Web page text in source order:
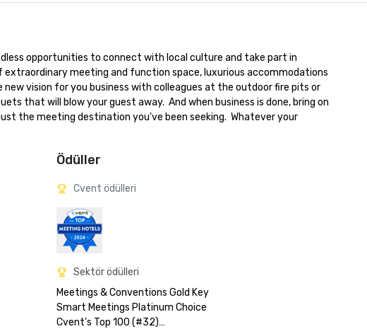
opportunities to connect with local culture and take part in
meeting and function space, luxurious accommodations
vision for you business with colleagues at the outdoor fire pits or
that will blow your guest away.  And when business is done, bring on
the meeting destination you've been seeking.  Whatever your
Ödüller
Cvent ödülleri
Sektör ödülleri
Meetings & Conventions Gold Key
Smart Meetings Platinum Choice
Cvent's Top 100 (#32)